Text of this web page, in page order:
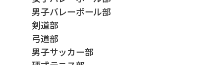
男子バレーボール部
剣道部
弓道部
男子サッカー部